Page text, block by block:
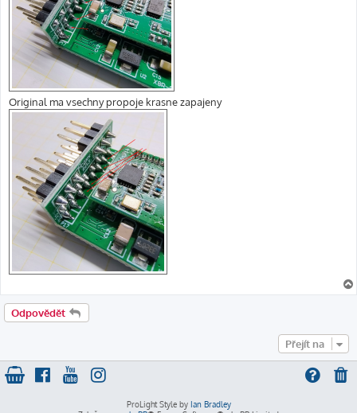
Original ma vsechny propoje krasne zapajeny
Odpovědět
Přejít na
ProLight Style by Ian Bradley